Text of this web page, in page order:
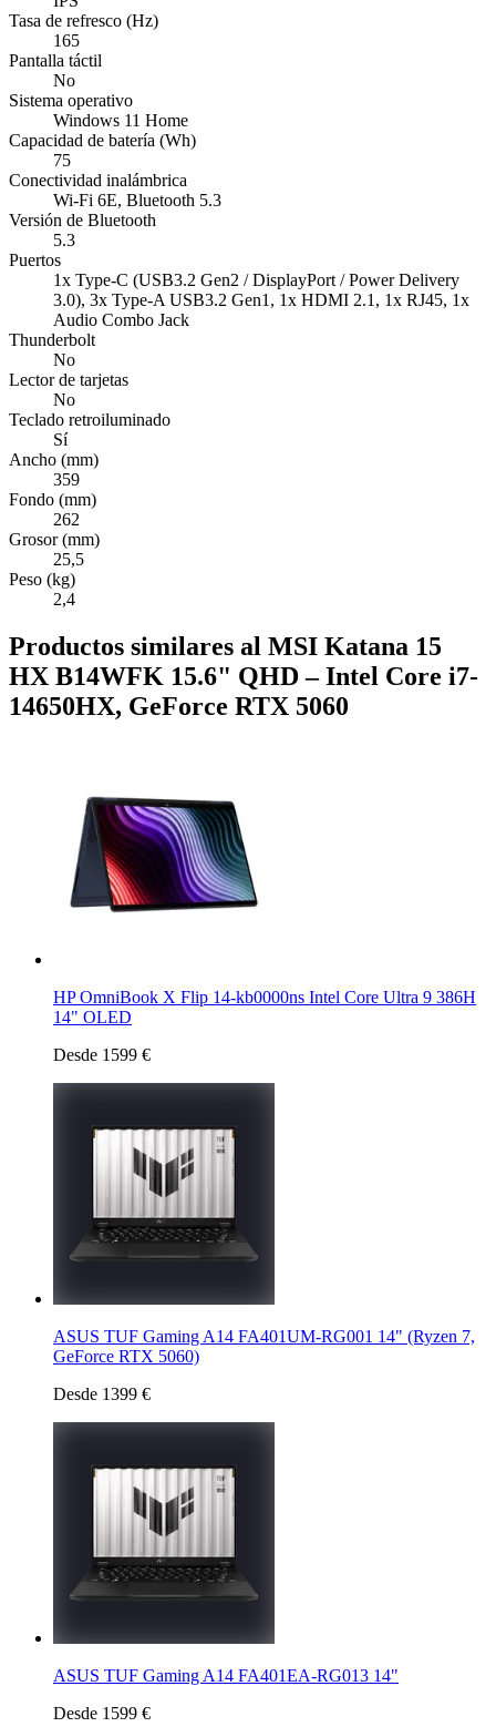
Tasa de refresco (Hz)
165
Pantalla táctil
No
Sistema operativo
Windows 11 Home
Capacidad de batería (Wh)
75
Conectividad inalámbrica
Wi-Fi 6E, Bluetooth 5.3
Versión de Bluetooth
5.3
Puertos
1x Type-C (USB3.2 Gen2 / DisplayPort / Power Delivery
3.0), 3x Type-A USB3.2 Gen1, 1x HDMI 2.1, 1x RJ45, 1x
Audio Combo Jack
Thunderbolt
No
Lector de tarjetas
No
Teclado retroiluminado
Sí
Ancho (mm)
359
Fondo (mm)
262
Grosor (mm)
25,5
Peso (kg)
2,4
Productos similares al MSI Katana 15
HX B14WFK 15.6" QHD – Intel Core i7-
14650HX, GeForce RTX 5060
HP OmniBook X Flip 14-kb0000ns Intel Core Ultra 9 386H
14" OLED
Desde 1599 €
ASUS TUF Gaming A14 FA401UM-RG001 14" (Ryzen 7,
GeForce RTX 5060)
Desde 1399 €
ASUS TUF Gaming A14 FA401EA-RG013 14"
Desde 1599 €